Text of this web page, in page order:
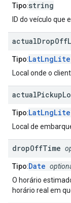
Tipo:string
ID do veículo que
actualDropOff
Tipo:
Local onde o
actualPickup
Tipo:
Local de
dropOffTime
Tipo:Date
O horário
horário real em